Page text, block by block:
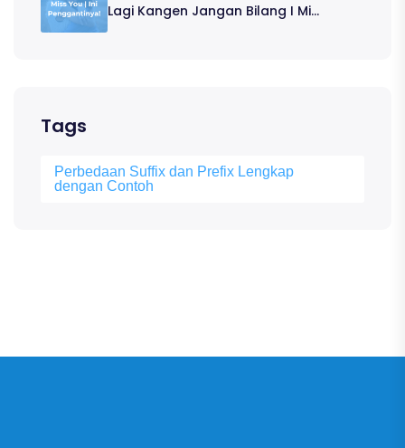
Lagi Kangen Jangan Bilang I Mi...
Tags
Perbedaan Suffix dan Prefix Lengkap
dengan Contoh